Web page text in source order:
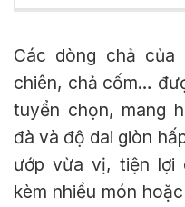
Các dòng chả của
chiên, chả cốm…
tuyển chọn, mang
đà và độ dai giòn
ướp vừa vị, tiện lợi
kèm nhiều món